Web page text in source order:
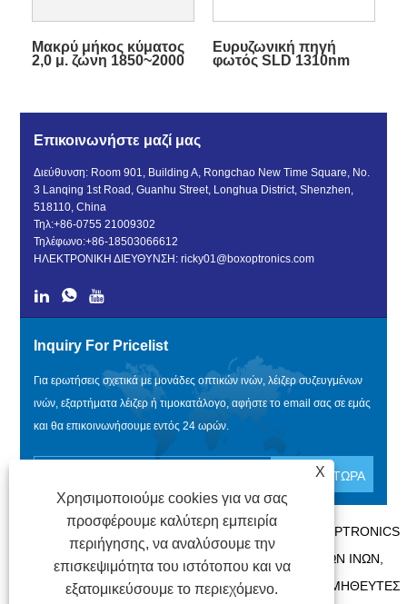
Μακρύ μήκος κύματος
2,0 μ. ζώνη 1850~2000
Ευρυζωνική πηγή
φωτός SLD 1310nm
Επικοινωνήστε μαζί μας
Διεύθυνση: Room 901, Building A, Rongchao New Time Square, No.
3 Lanqing 1st Road, Guanhu Street, Longhua District, Shenzhen,
518110, China
Τηλ:+86-0755 21009302
Τηλέφωνο:+86-18503066612
ΗΛΕΚΤΡΟΝΙΚΗ ΔΙΕΥΘΥΝΣΗ:ricky01@boxoptronics.com
Inquiry For Pricelist
Για ερωτήσεις σχετικά με μονάδες οπτικών ινών, λέιζερ συζευγμένων
ινών, εξαρτήματα λέιζερ ή τιμοκατάλογο, αφήστε το email σας σε εμάς
και θα επικοινωνήσουμε εντός 24 ωρών.
ΠΝΕΥΜΑΤΙΚΆ ΔΙΚΑΙΏΜΑΤΑ @ 2020 SHENZHEN BOX OPTRONICS
TECHNOLOGY CO., LTD. - ΚΊΝΑ ΜΟΝΆΔΕΣ ΟΠΤΙΚΏΝ ΙΝΏΝ,
ΚΑΤΑΣΚΕΥΑΣΤΈΣ ΛΈΙΖΕΡ ΣΥΖΕΥΓΜΈΝΩΝ ΙΝΏΝ, ΠΡΟΜΗΘΕΥΤΈΣ
X
Χρησιμοποιούμε cookies για να σας
προσφέρουμε καλύτερη εμπειρία
περιήγησης, να αναλύσουμε την
επισκεψιμότητα του ιστότοπου και να
εξατομικεύσουμε το περιεχόμενο.